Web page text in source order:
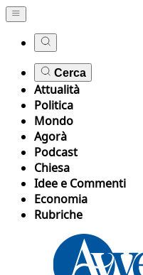
Cerca
Attualità
Politica
Mondo
Agorà
Podcast
Chiesa
Idee e Commenti
Economia
Rubriche